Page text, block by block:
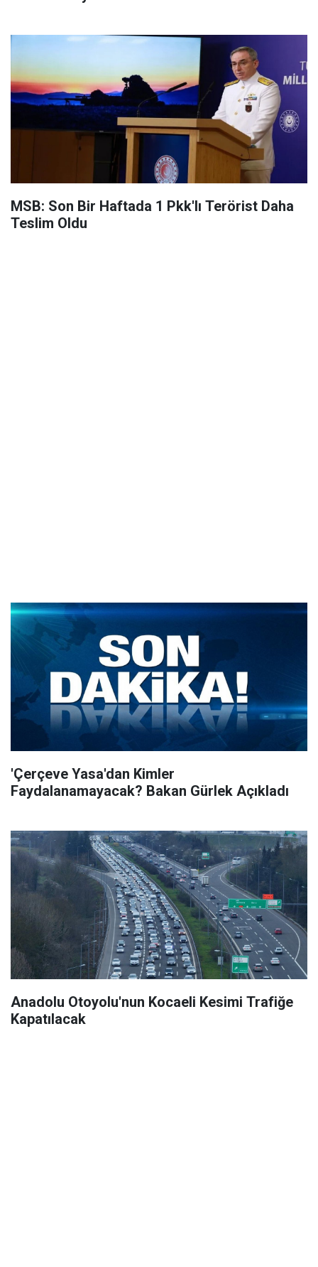
MSB: Son Bir Haftada 1 Pkk'lı Terörist Daha
Teslim Oldu
'Çerçeve Yasa'dan Kimler
Faydalanamayacak? Bakan Gürlek Açıkladı
Anadolu Otoyolu'nun Kocaeli Kesimi Trafiğe
Kapatılacak